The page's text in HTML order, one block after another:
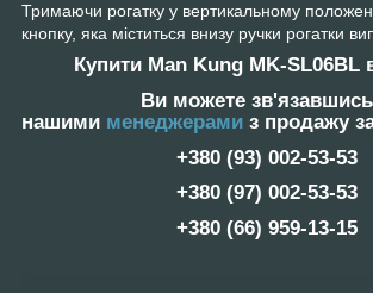
Тримаючи рогатку у вертикальному
кнопку, яка міститься внизу ручки рогатки
Купити Man Kung MK-SL06BL
Ви можете зв'язавшись
нашими менеджерами з продажу
+380 (93) 002-53-53
+380 (97) 002-53-53
+38‎0 (66) 959-13-15